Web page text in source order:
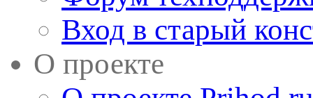
Вход в старый
О проекте